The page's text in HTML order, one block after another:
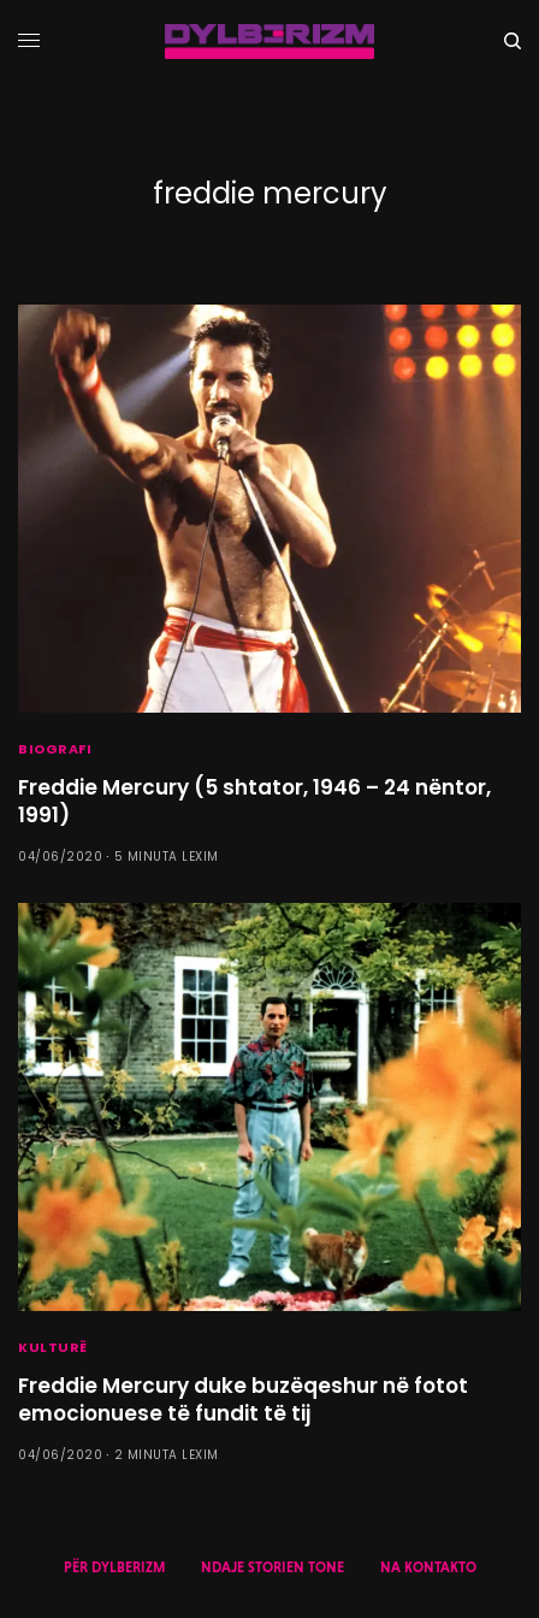
freddie mercury
BIOGRAFI
Freddie Mercury (5 shtator, 1946 – 24 nëntor,
1991)
04/06/2020 5 MINUTA LEXIM
KULTURË
Freddie Mercury duke buzëqeshur në fotot
emocionuese të fundit të tij
04/06/2020 2 MINUTA LEXIM
PËR DYLBERIZM NDAJE STORIEN TONE NA KONTAKTO